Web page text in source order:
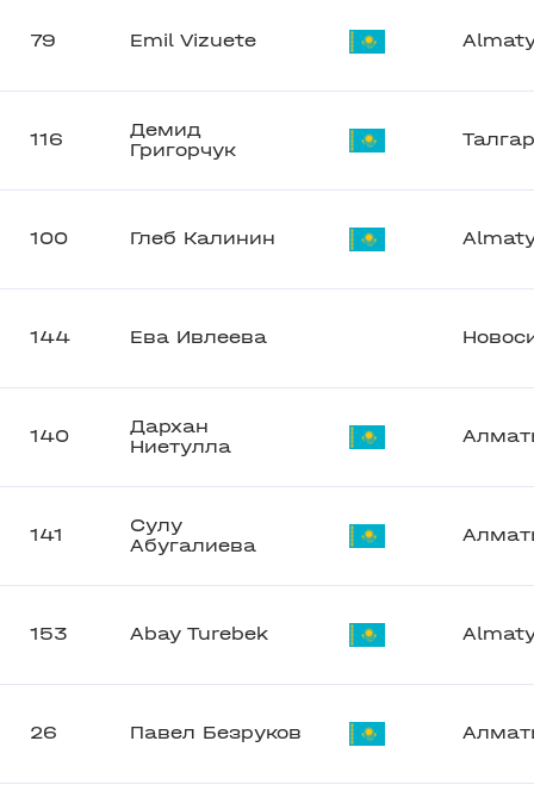
79 Emil Vizuete
116
Демид
Григорчук
Талгар
100 Глеб Калинин
144 Ева Ивлеева
140
Дархан
Ниетулла
141
Сулу
Абугалиева
153 Abay Turebek
26 Павел Безруков